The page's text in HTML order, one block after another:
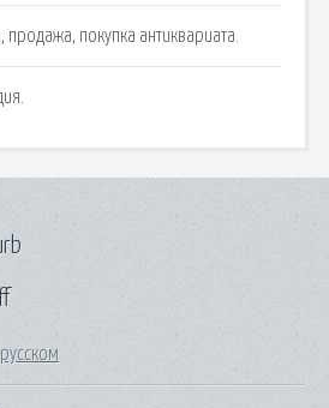
покупка антиквариата.